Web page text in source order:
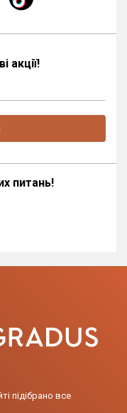
акції!
питань!
підібрано все